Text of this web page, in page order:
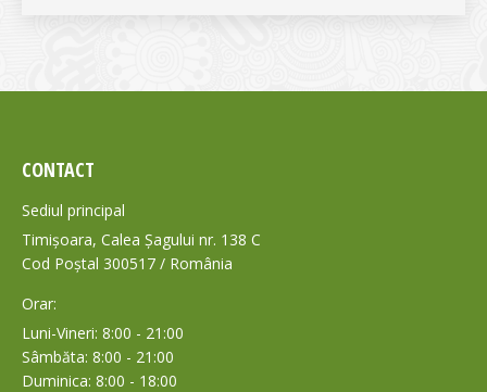
CONTACT
Sediul principal
Timișoara, Calea Șagului nr. 138 C
Cod Poștal 300517 / România
Orar:
Luni-Vineri: 8:00 - 21:00
Sâmbăta: 8:00 - 21:00
Duminica: 8:00 - 18:00